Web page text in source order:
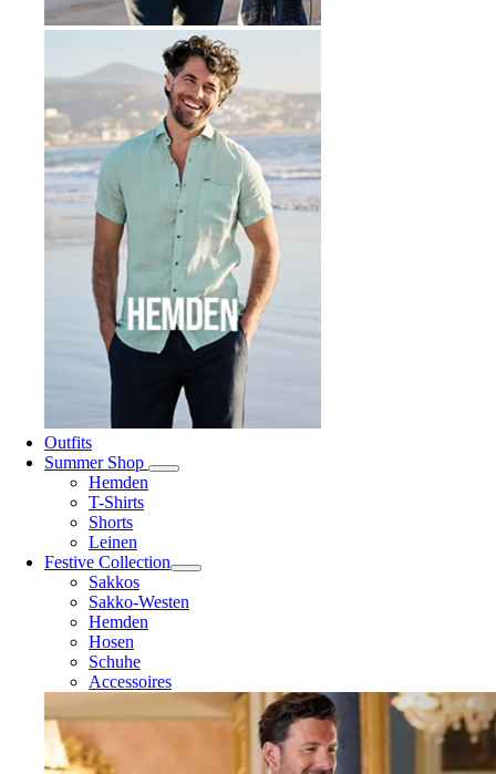
Outfits
Summer Shop
Hemden
T-Shirts
Shorts
Leinen
Festive Collection
Sakkos
Sakko-Westen
Hemden
Hosen
Schuhe
Accessoires